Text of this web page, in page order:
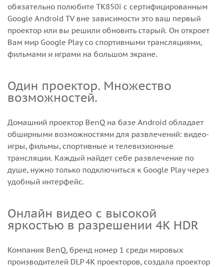
обязательно полюбите TK850i с сертифицированным
Google Android TV вне зависимости это ваш первый
проектор или вы решили обновить старый. Он откроет
Вам мир Google Play со спортивными трансляциями,
фильмами и играми на большом экране.
Один проектор. Множество
возможностей.
Домашний проектор BenQ на базе Android обладает
обширными возможностями для развлечений: видео-
игры, фильмы, спортивные и телевизионные
трансляции. Каждый найдет себе развлечение по
душе, нужно только подключиться к Google Play через
удобный интерфейс.
Онлайн видео с высокой
яркостью в разрешении 4K HDR
Компания BenQ, бренд номер 1 среди мировых
производителей DLP 4К проекторов, создала проектор